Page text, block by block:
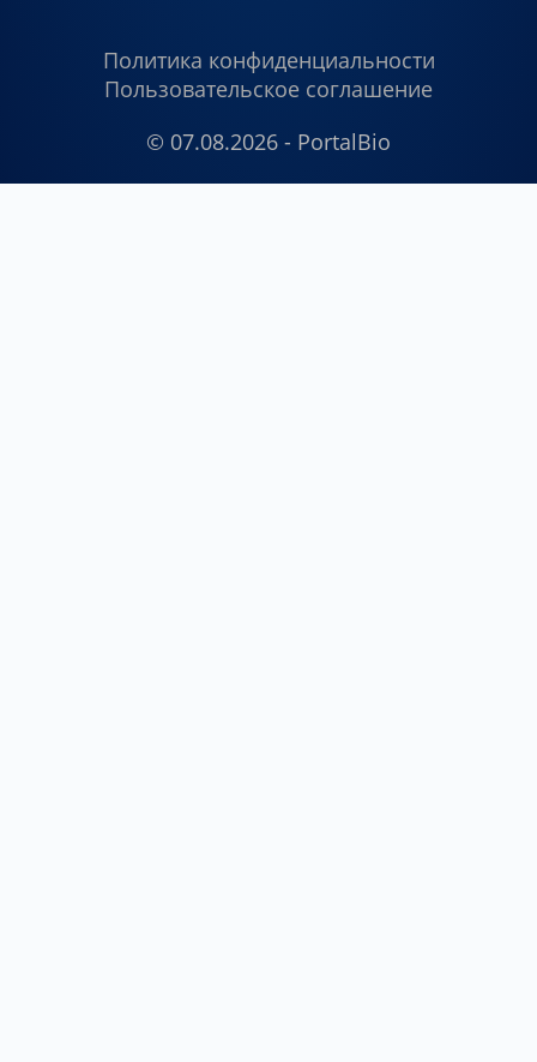
Политика конфиденциальности
Пользовательское соглашение
© 07.08.2026 - PortalBio